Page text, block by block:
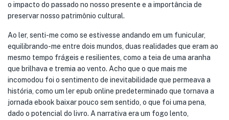
o impacto do passado no nosso presente e a importância de
preservar nosso patrimônio cultural.
Ao ler, senti-me como se estivesse andando em um funicular,
equilibrando-me entre dois mundos, duas realidades que eram ao
mesmo tempo frágeis e resilientes, como a teia de uma aranha
que brilhava e tremia ao vento. Acho que o que mais me
incomodou foi o sentimento de inevitabilidade que permeava a
história, como um ler epub online predeterminado que tornava a
jornada ebook baixar pouco sem sentido, o que foi uma pena,
dado o potencial do livro. A narrativa era um fogo lento,